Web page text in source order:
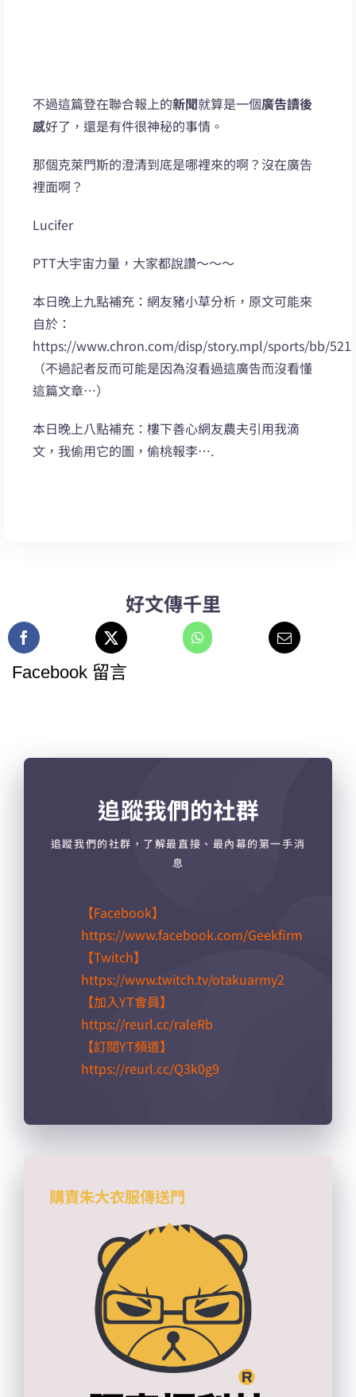
不過這篇登在聯合報上的新聞就算是一個廣告讀後
感好了，還是有件很神秘的事情。
那個克萊門斯的澄清到底是哪裡來的啊？沒在廣告
裡面啊？
Lucifer
PTT大宇宙力量，大家都說讚～～～
本日晚上九點補充：網友豬小草分析，原文可能來
自於：
https://www.chron.com/disp/story.mpl/sports/bb/
（不過記者反而可能是因為沒看過這廣告而沒看懂
這篇文章…）
本日晚上八點補充：樓下善心網友農夫引用我滴
文，我偷用它的圖，偷桃報李….
好文傳千里
Facebook 留言
追蹤我們的社群
追蹤我們的社群，了解最直接、最內幕的第一手消
息
【Facebook】
https://www.facebook.com/Geekfirm
【Twitch】
https://www.twitch.tv/otakuarmy2
【加入YT會員】
https://reurl.cc/raleRb​
【訂閱YT頻道】
https://reurl.cc/Q3k0g9​
購賣朱大衣服傳送門